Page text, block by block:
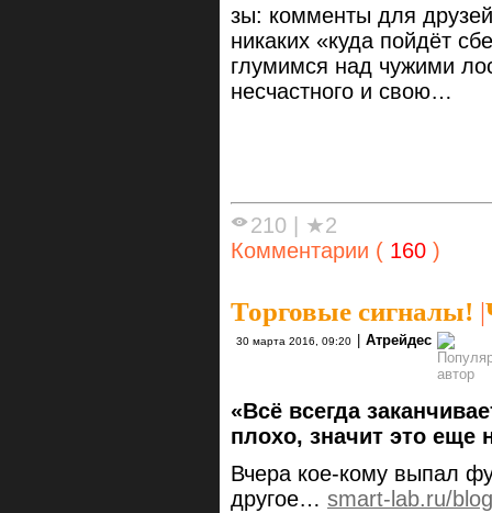
зы: комменты для
никаких «куда пойдёт
глумимся над чужими
несчастного и свою…
210
★2
Комментарии ( 160 )
Торговые сигналы! |
30 марта 2016, 09:20 Атрейдес
«Всё всегда
плохо, значит это еще
Вчера кое-кому выпал
другое… smart-lab.ru/